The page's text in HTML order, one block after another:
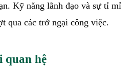
Kỹ năng lãnh đạo và sự tỉ mỉ
qua các trở ngại công việc.
quan hệ